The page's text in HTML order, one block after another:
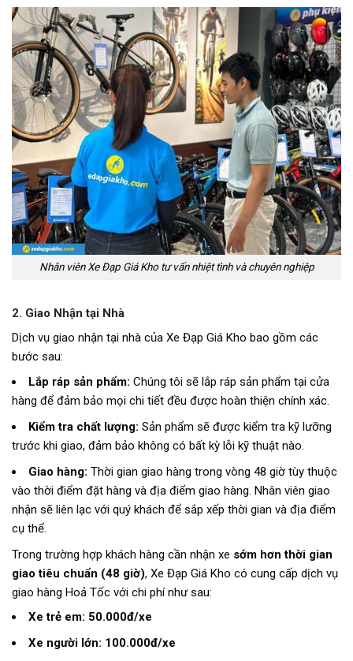
Nhân viên Xe Đạp Giá Kho tư vấn nhiệt tình và chuyên nghiệp
2. Giao Nhận tại Nhà
Dịch vụ giao nhận tại nhà của Xe Đạp Giá Kho bao gồm các
bước sau:
Lắp ráp sản phẩm: Chúng tôi sẽ lắp ráp sản phẩm tại cửa
hàng để đảm bảo mọi chi tiết đều được hoàn thiện chính xác.
Kiểm tra chất lượng: Sản phẩm sẽ được kiểm tra kỹ lưỡng
trước khi giao, đảm bảo không có bất kỳ lỗi kỹ thuật nào.
Giao hàng: Thời gian giao hàng trong vòng 48 giờ tùy thuộc
vào thời điểm đặt hàng và địa điểm giao hàng. Nhân viên giao
nhận sẽ liên lạc với quý khách để sắp xếp thời gian và địa điểm
cụ thể.
Trong trường hợp khách hàng cần nhận xe sớm hơn thời gian
giao tiêu chuẩn (48 giờ), Xe Đạp Giá Kho có cung cấp dịch vụ
giao hàng Hoả Tốc với chi phí như sau:
Xe trẻ em: 50.000đ/xe
Xe người lớn: 100.000đ/xe